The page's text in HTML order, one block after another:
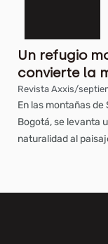
Un refugio
convierte la
Revista Axxis/
En las montañas
Bogotá, se levanta
naturalidad al